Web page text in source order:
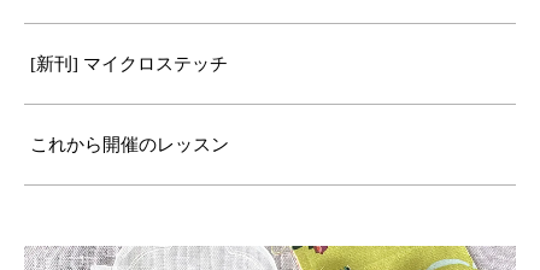
[新刊] マイクロステッチ
これから開催のレッスン